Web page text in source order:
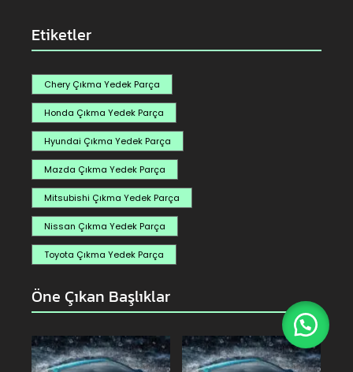
Etiketler
Chery Çıkma Yedek Parça
Honda Çıkma Yedek Parça
Hyundai Çıkma Yedek Parça
Mazda Çıkma Yedek Parça
Mitsubishi Çıkma Yedek Parça
Nissan Çıkma Yedek Parça
Toyota Çıkma Yedek Parça
Öne Çıkan Başlıklar